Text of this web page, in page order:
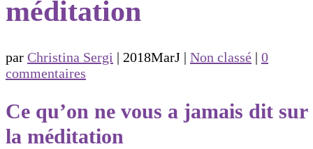
méditation
par Christina Sergi | 2018MarJ | Non classé | 0
commentaires
Ce qu’on ne vous a jamais dit sur
la méditation